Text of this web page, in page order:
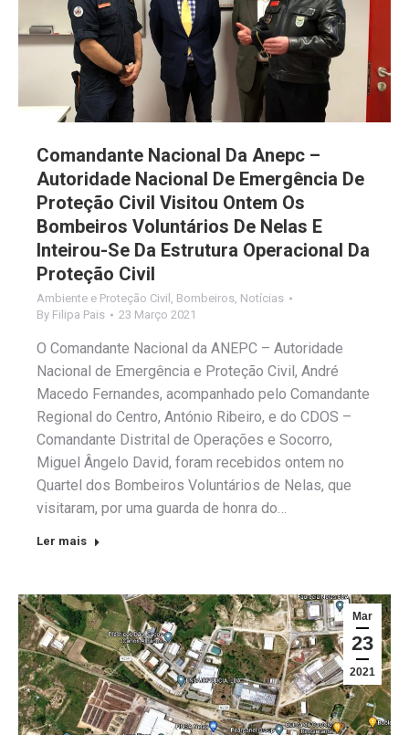
Comandante Nacional Da Anepc –
Autoridade Nacional De Emergência De
Proteção Civil Visitou Ontem Os
Bombeiros Voluntários De Nelas E
Inteirou-Se Da Estrutura Operacional Da
Proteção Civil
Ambiente e Proteção Civil , Bombeiros, Notícias
By Filipa Pais 23 Março 2021
O Comandante Nacional da ANEPC – Autoridade
Nacional de Emergência e Proteção Civil, André
Macedo Fernandes, acompanhado pelo Comandante
Regional do Centro, António Ribeiro, e do CDOS –
Comandante Distrital de Operações e Socorro,
Miguel Ângelo David, foram recebidos ontem no
Quartel dos Bombeiros Voluntários de Nelas, que
visitaram, por uma guarda de honra do…
Ler mais
Mar
23
2021